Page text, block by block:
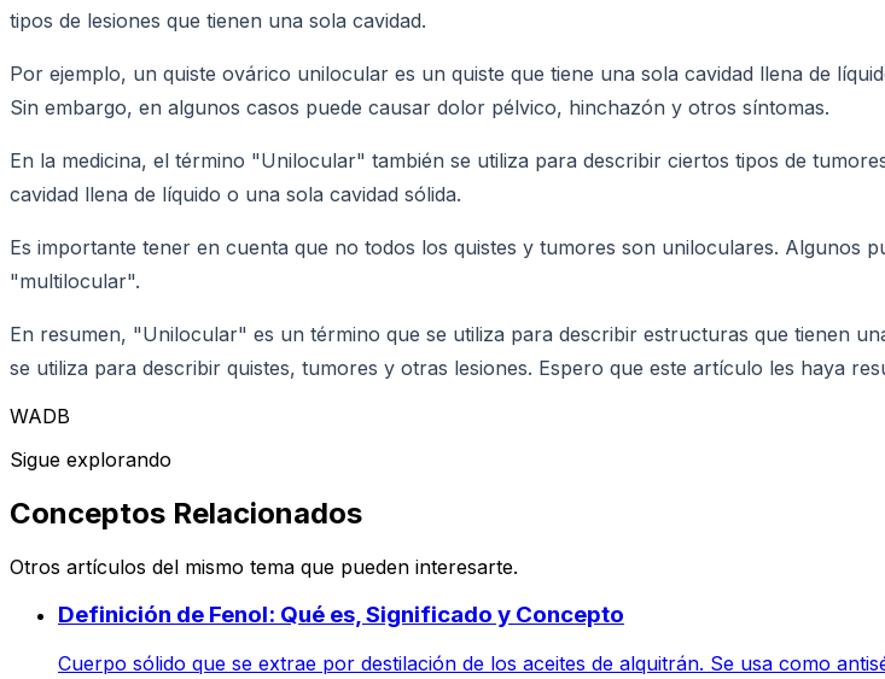
tipos de lesiones que tienen una sola cavidad.
Por ejemplo, un quiste ovárico unilocular es un quiste que tiene una sola cavidad llena de
Sin embargo, en algunos casos puede causar dolor pélvico, hinchazón y otros síntomas.
En la medicina, el término "Unilocular" también se utiliza para describir ciertos tipos de
cavidad llena de líquido o una sola cavidad sólida.
Es importante tener en cuenta que no todos los quistes y tumores son uniloculares. Algunos
"multilocular".
En resumen, "Unilocular" es un término que se utiliza para describir estructuras que tienen
se utiliza para describir quistes, tumores y otras lesiones. Espero que este artículo les haya
WADB
Sigue explorando
Conceptos Relacionados
Otros artículos del mismo tema que pueden interesarte.
Definición de Fenol: Qué es, Significado y Concepto
Cuerpo sólido que se extrae por destilación de los aceites de alquitrán. Se usa como